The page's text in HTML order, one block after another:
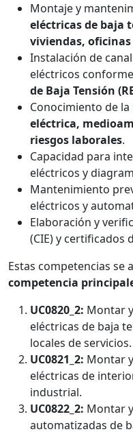
Montaje y
eléctricas de baja
viviendas, oficinas
Instalación de
eléctricos
de Baja Tensión
Conocimiento de la
eléctrica,
riesgos laborales.
Capacidad para
eléctricos y
Mantenimiento
eléctricos y
Elaboración y
(CIE) y certificados
Estas competencias se
competencia
UC0820_2: Montar
eléctricas de baja
locales de servicios.
UC0821_2: Montar
eléctricas de
industrial.
UC0822_2: Montar
automatizadas de